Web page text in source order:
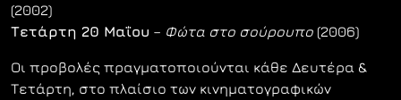
(2002)
Τετάρτη 20 Μαΐου – Φώτα στο σούρουπο (2006)
Οι προβολές πραγματοποιούνται κάθε Δευτέρα &
Τετάρτη, στο πλαίσιο των κινηματογραφικών